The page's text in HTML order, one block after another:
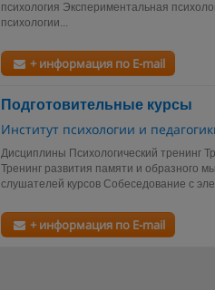
психология Экспериментальная
психологии...
+ информация по E-mail
Подготовительные курсы
Институт психологии и
Дисциплины Психологический тренинг
Тренинг развития памяти и образного
слушателей курсов Собеседование с
+ информация по E-mail